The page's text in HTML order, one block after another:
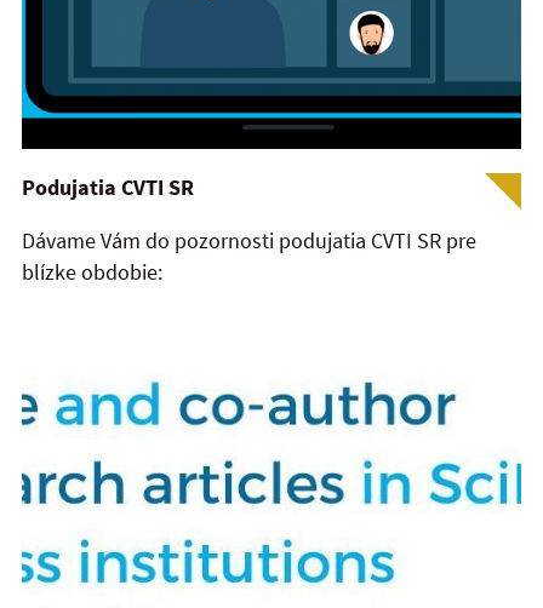
Podujatia CVTI SR
Dávame Vám do pozornosti podujatia CVTI SR pre
blízke obdobie: